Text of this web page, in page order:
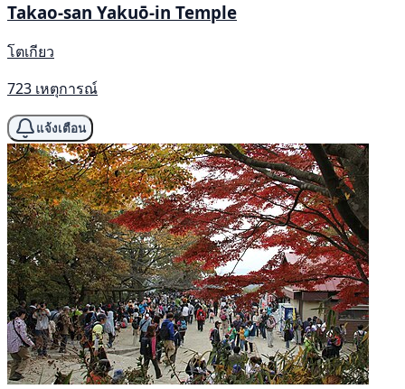
Takao-san Yakuō-in Temple
โตเกียว
723 เหตุการณ์
แจ้งเตือน